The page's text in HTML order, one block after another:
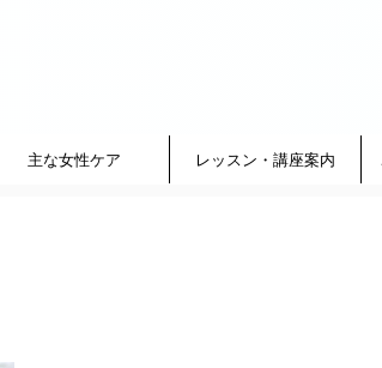
主な女性ケア レッスン・講座案内